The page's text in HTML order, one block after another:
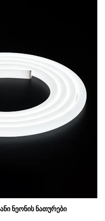
ნეონის ნათურები